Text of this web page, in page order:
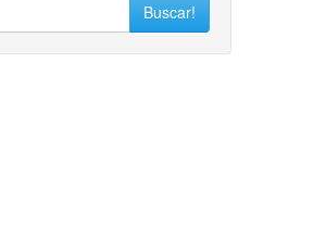
Buscar!